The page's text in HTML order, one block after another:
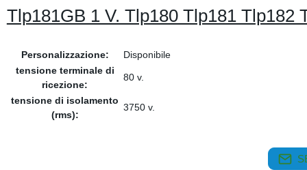
Tlp181GB 1 V. Tlp180 Tlp181 Tlp182
Personalizzazione:
Disponibile
tensione terminale di
ricezione:
80 v.
tensione di isolamento
(rms):
3750 v.